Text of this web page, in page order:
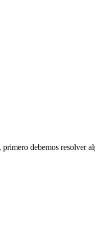
, primero debemos resolver